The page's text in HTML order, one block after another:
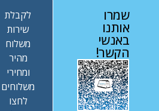
שמרו
אותנו
באנשי
הקשר!
לקבלת
שירות
משלוח
מהיר
ומחירי
משלוחים
לחצו